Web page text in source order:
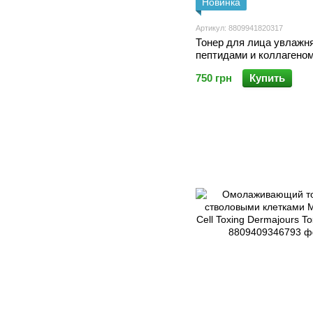
Артикул: 8809941820317
Тонер для лица
пептидами и
Peel Peptide 9 Volume Bio
Toner Pro 250ml
750 грн Купить